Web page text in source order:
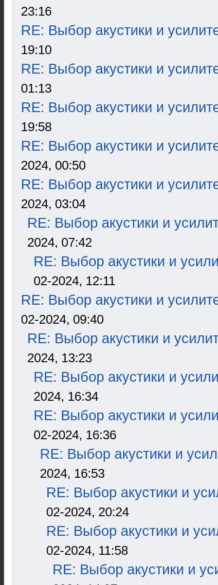
23:16
RE: Выбор акустики и
19:10
RE: Выбор акустики и
01:13
RE: Выбор акустики и
19:58
RE: Выбор акустики и
2024, 00:50
RE: Выбор акустики и
2024, 03:04
RE: Выбор акустики и
2024, 07:42
RE: Выбор акустики и
02-2024, 12:11
RE: Выбор акустики и
02-2024, 09:40
RE: Выбор акустики и
2024, 13:23
RE: Выбор акустики и
2024, 16:34
RE: Выбор акустики и
02-2024, 16:36
RE: Выбор акустики и
2024, 16:53
RE: Выбор акустики и
02-2024, 20:24
RE: Выбор акустики и
02-2024, 11:58
RE: Выбор акустики и